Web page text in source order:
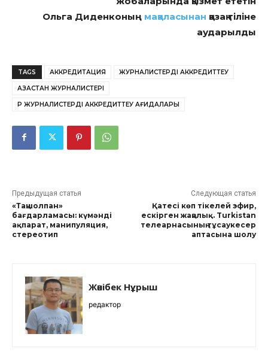
Ольга Диденконың мақаласынан қазақ тіліне
аударылды
TAGS АККРЕДИТАЦИЯ ЖУРНАЛИСТЕРДІ АККРЕДИТТЕУ
ҚАЗАҚСТАН ЖУРНАЛИСТЕРІ
ҚР ЖУРНАЛИСТЕРДІ АККРЕДИТТЕУ ҚАҒИДАЛАРЫ
Предыдущая статья
«Таңшолпан»
бағдарламасы: күмәнді
ақпарат, манипуляция,
стереотип
Следующая статья
Қатесі көп тікелей эфир,
ескірген жаңалық. Turkistan
телеарнасының тұсаукесер
аптасына шолу
Жәнібек Нұрыш
редактор